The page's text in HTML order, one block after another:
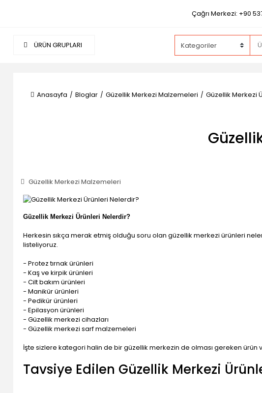
Çağrı Merkezi: +90
ÜRÜN GRUPLARI
Anasayfa Bloglar Güzellik Merkezi Malzemeleri Güzellik Merkezi
Güzellik Merkezi Malzemeleri
Güzellik Merkezi Ürünleri Nelerdir?
Herkesin sıkça merak etmiş olduğu soru olan güzellik merkezi ürünleri
listeliyoruz.
- Protez tırnak ürünleri
- Kaş ve kirpik ürünleri
- Cilt bakım ürünleri
- Manikür ürünleri
- Pedikür ürünleri
- Epilasyon ürünleri
- Güzellik merkezi cihazları
- Güzellik merkezi sarf malzemeleri
İşte sizlere kategori halin de bir güzellik merkezin de olması gereken
Tavsiye Edilen Güzellik Merkezi